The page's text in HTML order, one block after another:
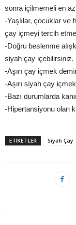
sonra içilmemeli en
-Yaşlılar, çocuklar ve
çay içmeyi tercih
-Doğru beslenme
siyah çay içebilirsiniz.
-Aşırı çay içmek
-Aşırı siyah çay
-Bazı durumlarda
-Hipertansiyonu olan
ETIKETLER Siyah Çay